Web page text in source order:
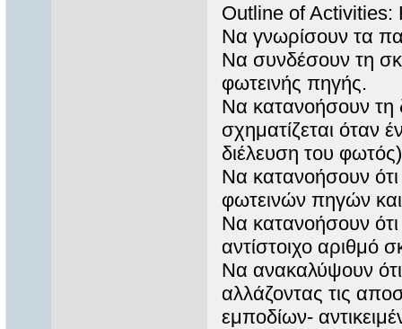
Outline of Activities:
Να γνωρίσουν τα
Να συνδέσουν τη
φωτεινής πηγής.
Να κατανοήσουν τη
σχηματίζεται όταν
διέλευση του
Να κατανοήσουν
φωτεινών πηγών
Να κατανοήσουν
αντίστοιχο αριθμό
Να ανακαλύψουν ότι
αλλάζοντας τις
εμποδίων-